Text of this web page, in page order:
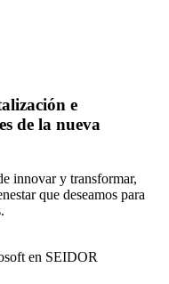
e
de la nueva
innovar y transformar,
que deseamos para
en SEIDOR